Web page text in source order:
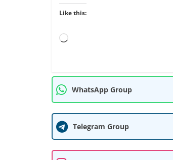
Like this:
Loading…
WhatsApp Group
Telegram Group